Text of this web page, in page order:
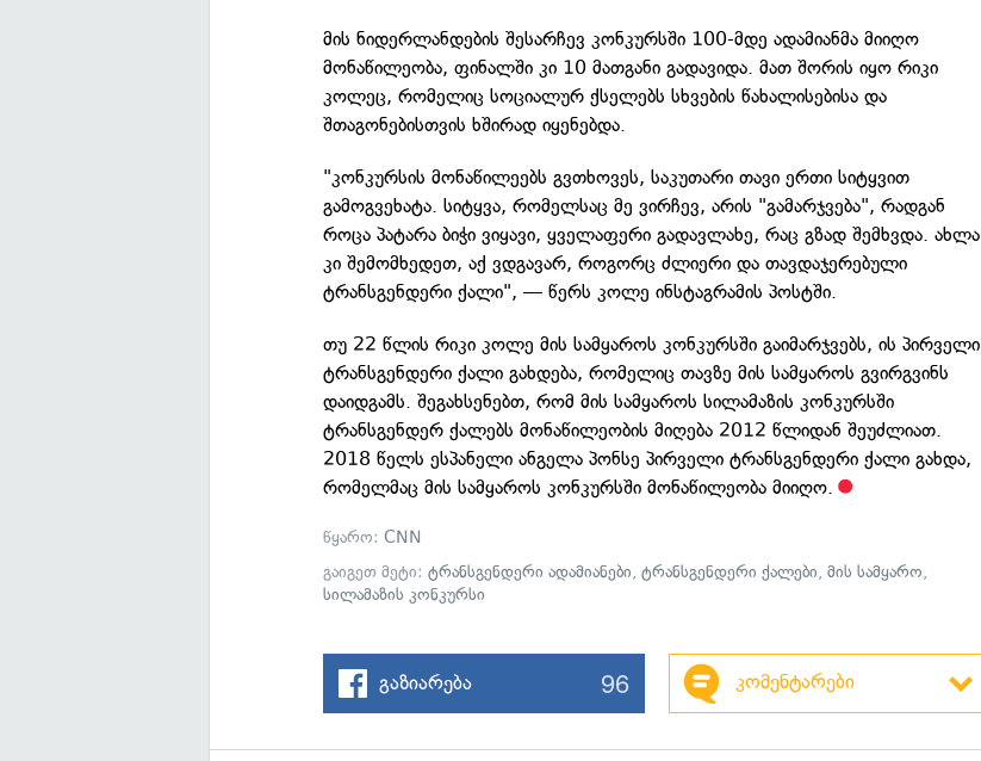
მის ნიდერლანდების შესარჩევ კონკურსში 100-მდე ადამიანმა მიიღო
მონაწილეობა, ფინალში კი 10 მათგანი გადავიდა. მათ შორის იყო რიკი
კოლეც, რომელიც სოციალურ ქსელებს სხვების წახალისებისა და
შთაგონებისთვის ხშირად იყენებდა.
"კონკურსის მონაწილეებს გვთხოვეს, საკუთარი თავი ერთი სიტყვით
გამოგვეხატა. სიტყვა, რომელსაც მე ვირჩევ, არის "გამარჯვება", რადგან
როცა პატარა ბიჭი ვიყავი, ყველაფერი გადავლახე, რაც გზად შემხვდა. ახლა
კი შემომხედეთ, აქ ვდგავარ, როგორც ძლიერი და თავდაჯერებული
ტრანსგენდერი ქალი", — წერს კოლე ინსტაგრამის პოსტში.
თუ 22 წლის რიკი კოლე მის სამყაროს კონკურსში გაიმარჯვებს, ის პირველი
ტრანსგენდერი ქალი გახდება, რომელიც თავზე მის სამყაროს გვირგვინს
დაიდგამს. შეგახსენებთ, რომ მის სამყაროს სილამაზის კონკურსში
ტრანსგენდერ ქალებს მონაწილეობის მიღება 2012 წლიდან შეუძლიათ.
2018 წელს ესპანელი ანგელა პონსე პირველი ტრანსგენდერი ქალი გახდა,
რომელმაც მის სამყაროს კონკურსში მონაწილეობა მიიღო.
წყარო:CNN
გაიგეთ მეტი:ტრანსგენდერი ადამიანები,ტრანსგენდერი ქალები,მის სამყარო,
სილამაზის კონკურსი
გაზიარება 96 კომენტარები